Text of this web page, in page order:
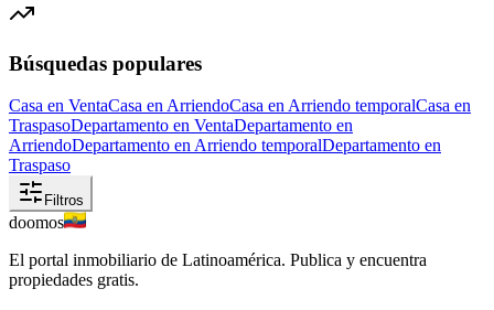
Búsquedas populares
Casa en VentaCasa en ArriendoCasa en Arriendo temporalCasa en
TraspasoDepartamento en VentaDepartamento en
ArriendoDepartamento en Arriendo temporalDepartamento en
Traspaso
Filtros
doomos
El portal inmobiliario de Latinoamérica. Publica y encuentra
propiedades gratis.